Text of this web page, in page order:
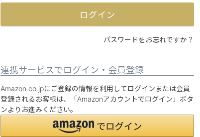
ログイン
パスワードをお忘れですか？
連携サービスでログイン・会員登録
Amazon.co.jpにご登録の情報を利用してログインまたは会員
登録されるお客様は、「Amazonアカウントでログイン」ボタ
ンよりお進みください。